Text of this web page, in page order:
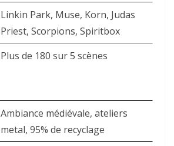
Linkin Park, Muse, Korn, Judas
Priest, Scorpions, Spiritbox
Plus de 180 sur 5 scènes
Ambiance médiévale, ateliers
metal, 95% de recyclage